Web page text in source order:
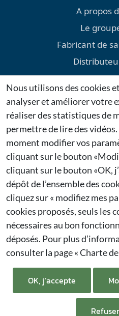
A propos
Le
Fabricant de
Dernières
Citygie confirme sa
2026 à
27/
Citygie renouvelle sa
26/
Francioli est une
CITYGIE ©2026 - Site
Nous utilisons des cookies
analyser et améliorer votre
réaliser des statistiques de
permettre de lire des
moment modifier vos
cliquant sur le bouton
cliquant sur le bouton «OK,
dépôt de l’ensemble des
cliquez sur « modifiez mes
cookies proposés, seuls les
nécessaires au bon
déposés. Pour plus
consulter la page« Charte
OK, j’accepte